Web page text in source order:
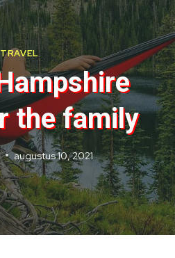
TRAVEL
the family
augustus 10, 2021